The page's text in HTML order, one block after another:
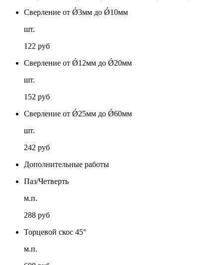
Сверление от Ǿ3мм до Ǿ10мм
шт.
122 руб
Сверление от Ǿ12мм до Ǿ20мм
шт.
152 руб
Сверление от Ǿ25мм до Ǿ60мм
шт.
242 руб
Дополнительные работы
Паз/Четверть
м.п.
288 руб
Торцевой скос 45°
м.п.